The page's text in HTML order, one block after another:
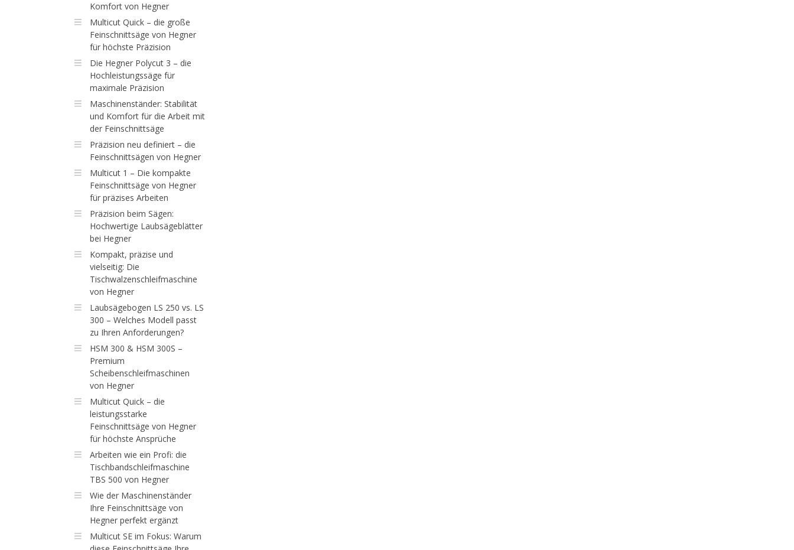
Komfort von Hegner
Multicut Quick – die große
Feinschnittsäge von Hegner
für höchste Präzision
Die Hegner Polycut 3 – die
Hochleistungssäge für
maximale Präzision
Maschinenständer: Stabilität
und Komfort für die Arbeit mit
der Feinschnittsäge
Präzision neu definiert – die
Feinschnittsägen von Hegner
Multicut 1 – Die kompakte
Feinschnittsäge von Hegner
für präzises Arbeiten
Präzision beim Sägen:
Hochwertige Laubsägeblätter
bei Hegner
Kompakt, präzise und
vielseitig: Die
Tischwalzenschleifmaschine
von Hegner
Laubsägebogen LS 250 vs. LS
300 – Welches Modell passt
zu Ihren Anforderungen?
HSM 300 & HSM 300S –
Premium
Scheibenschleifmaschinen
von Hegner
Multicut Quick – die
leistungsstarke
Feinschnittsäge von Hegner
für höchste Ansprüche
Arbeiten wie ein Profi: die
Tischbandschleifmaschine
TBS 500 von Hegner
Wie der Maschinenständer
Ihre Feinschnittsäge von
Hegner perfekt ergänzt
Multicut SE im Fokus: Warum